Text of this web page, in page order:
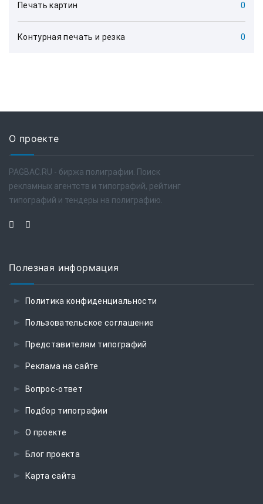
Печать картин 0
Контурная печать и резка 0
О проекте
PAGBAC.RU - биржа полиграфии. Поиск
рекламных агентств и типографий, рейтинг
типографий и тендеры на полиграфию.
Полезная информация
Политика конфиденциальности
Пользовательское соглашение
Представителям типографий
Реклама на сайте
Вопрос-ответ
Подбор типографии
О проекте
Блог проекта
Карта сайта